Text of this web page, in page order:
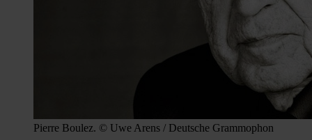
Pierre Boulez. © Uwe Arens / Deutsche Grammophon